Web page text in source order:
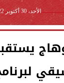
الأحد، 30 أكتوبر 2022